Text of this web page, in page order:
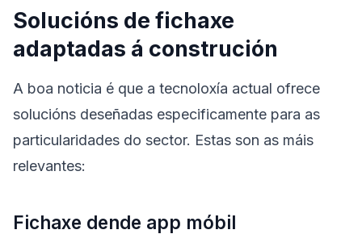
Solucións de fichaxe
adaptadas á construción
A boa noticia é que a tecnoloxía actual ofrece
solucións deseñadas especificamente para as
particularidades do sector. Estas son as máis
relevantes:
Fichaxe dende app móbil